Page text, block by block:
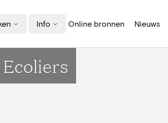
Info Online bronnen Nieuws